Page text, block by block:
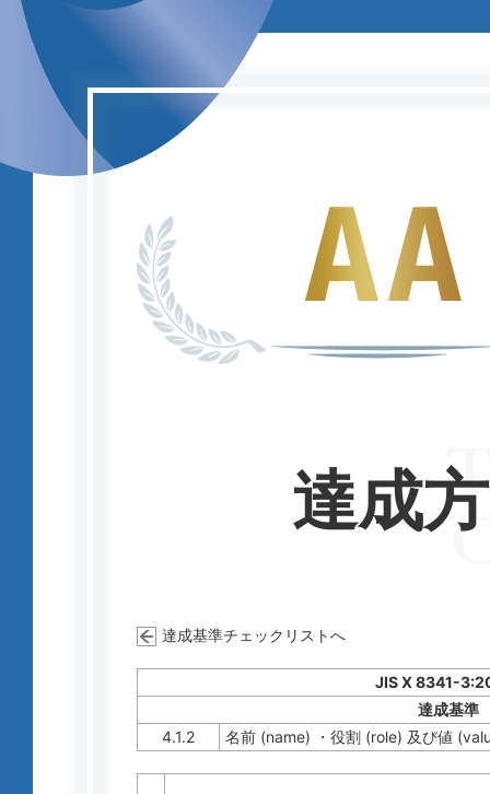
達成
達成基準チェックリストへ
JIS X 8341-
達成基準
4.1.2
名前 (name) ・役割 (role) 及び値